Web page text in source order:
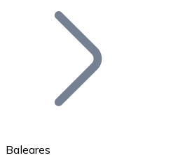
Bitcoin
Baleares